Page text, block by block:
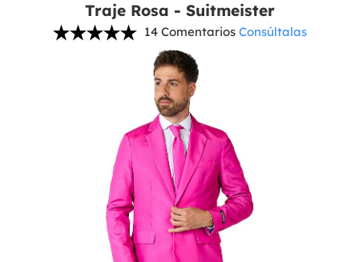
Traje Rosa - Suitmeister
14 Comentarios Consúltalas